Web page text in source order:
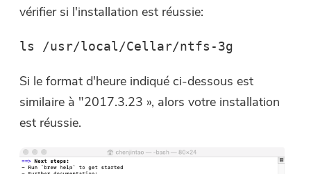
vérifier si l'installation est réussie:
ls /usr/local/Cellar/ntfs-3g
Si le format d'heure indiqué ci-dessous est
similaire à "2017.3.23 », alors votre installation
est réussie.